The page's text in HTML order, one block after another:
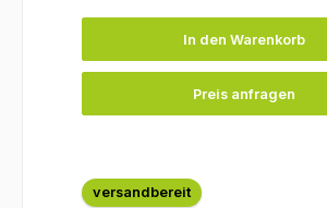
In den Warenkorb
Preis anfragen
versandbereit